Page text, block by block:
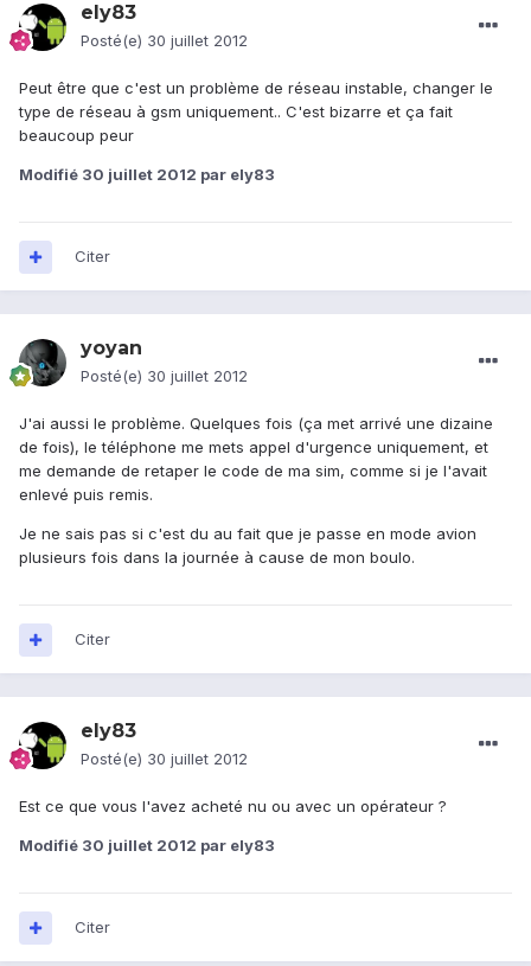
ely83
Posté(e) 30 juillet 2012
Peut être que c'est un problème de réseau instable, changer le
type de réseau à gsm uniquement.. C'est bizarre et ça fait
beaucoup peur
Modifié 30 juillet 2012 par ely83
Citer
yoyan
Posté(e) 30 juillet 2012
J'ai aussi le problème. Quelques fois (ça met arrivé une dizaine
de fois), le téléphone me mets appel d'urgence uniquement, et
me demande de retaper le code de ma sim, comme si je l'avait
enlevé puis remis.
Je ne sais pas si c'est du au fait que je passe en mode avion
plusieurs fois dans la journée à cause de mon boulo.
Citer
ely83
Posté(e) 30 juillet 2012
Est ce que vous l'avez acheté nu ou avec un opérateur ?
Modifié 30 juillet 2012 par ely83
Citer